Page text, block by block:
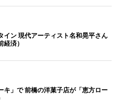
イン 現代アーティスト名和晃平さん
済）
キ」で 前橋の洋菓子店が「恵方ロー